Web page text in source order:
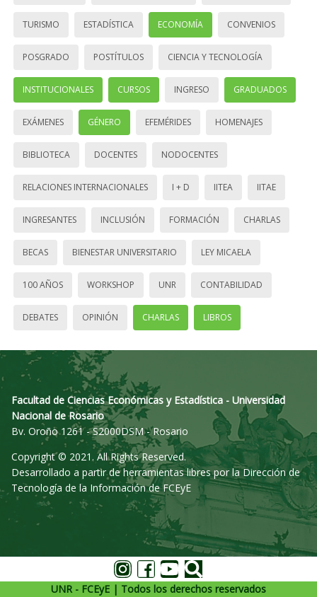
TURISMO ESTADÍSTICA ECONOMÍA CONVENIOS
POSGRADO POSTÍTULOS CIENCIA Y TECNOLOGÍA
INSTITUCIONALES CURSOS INGRESO GRADUADOS
EXÁMENES GÉNERO EFEMÉRIDES HOMENAJES
BIBLIOTECA DOCENTES NODOCENTES
RELACIONES INTERNACIONALES I + D IITEA IITAE
INGRESANTES INCLUSIÓN FORMACIÓN CHARLAS
BECAS BIENESTAR UNIVERSITARIO LEY MICAELA
100 AÑOS WORKSHOP UNR CONTABILIDAD
DEBATES OPINIÓN CHARLAS LIBROS
Facultad de Ciencias Económicas y Estadística - Universidad
Nacional de Rosario
Bv. Oroño 1261 - S2000DSM - Rosario
Copyright © 2021. All Rights Reserved.
Desarrollado a partir de herramientas libres por la Dirección de
Tecnología de la Información de FCEyE
UNR - FCEyE | Todos los derechos reservados